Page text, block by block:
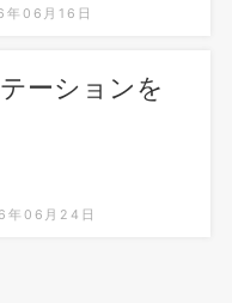
年06月16日
ーションを
年06月24日